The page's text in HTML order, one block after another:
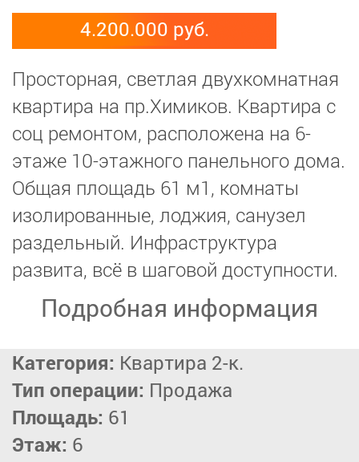
4.200.000 руб.
Просторная, светлая двухкомнатная
квартира на пр.Химиков. Квартира с
соц ремонтом, расположена на 6-
этаже 10-этажного панельного дома.
Общая площадь 61 м1, комнаты
изолированные, лоджия, санузел
раздельный. Инфраструктура
развита, всё в шаговой доступности.
Подробная информация
Категория: Квартира 2-к.
Тип операции: Продажа
Площадь: 61
Этаж: 6